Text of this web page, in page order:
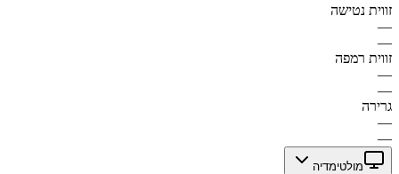
זווית נטישה
—
—
זווית רמפה
—
—
גרירה
—
—
מולטימדיה